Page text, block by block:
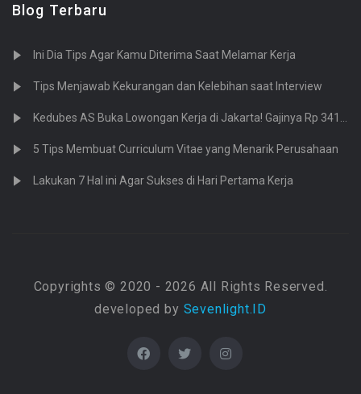
Blog Terbaru
Ini Dia Tips Agar Kamu Diterima Saat Melamar Kerja
Tips Menjawab Kekurangan dan Kelebihan saat Interview
Kedubes AS Buka Lowongan Kerja di Jakarta! Gajinya Rp 341 Juta
5 Tips Membuat Curriculum Vitae yang Menarik Perusahaan
Lakukan 7 Hal ini Agar Sukses di Hari Pertama Kerja
Copyrights © 2020 - 2026 All Rights Reserved.
developed by Sevenlight.ID